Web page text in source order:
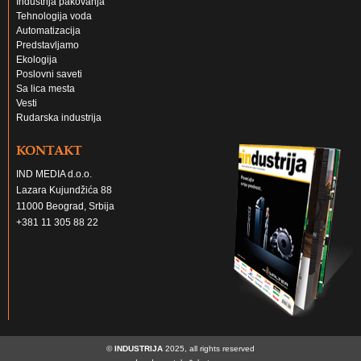
Tehnologija voda
Automatizacija
Predstavljamo
Ekologija
Poslovni saveti
Sa lica mesta
Vesti
Rudarska industrija
KONTAKT
IND MEDIA d.o.o.
Lazara Kujundžića 88
11000 Beograd, Srbija
+381 11 305 88 22
© INDUSTRIJA 2025, all rights reserved